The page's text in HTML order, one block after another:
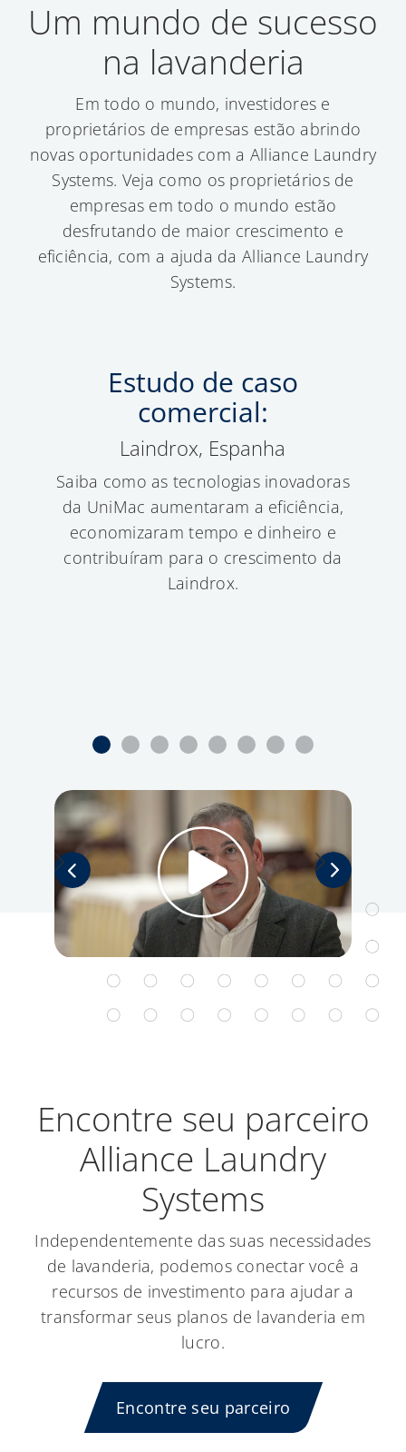
Um mundo de sucesso
na lavanderia
Em todo o mundo, investidores e
proprietários de empresas estão abrindo
novas oportunidades com a Alliance Laundry
Systems. Veja como os proprietários de
empresas em todo o mundo estão
desfrutando de maior crescimento e
eficiência, com a ajuda da Alliance Laundry
Systems.
Estudo de caso
comercial:
Laindrox, Espanha
Saiba como as tecnologias inovadoras
da UniMac aumentaram a eficiência,
economizaram tempo e dinheiro e
contribuíram para o crescimento da
Laindrox.
Encontre seu parceiro
Alliance Laundry
Systems
Independentemente das suas necessidades
de lavanderia, podemos conectar você a
recursos de investimento para ajudar a
transformar seus planos de lavanderia em
lucro.
Encontre seu parceiro